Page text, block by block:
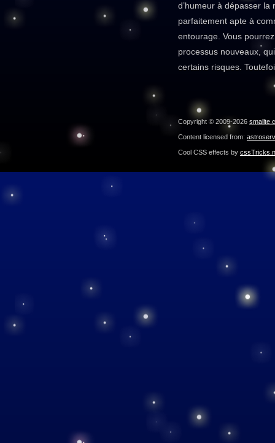
d’humeur à dépasser
parfaitement apte à
entourage. Vous
processus nouveaux,
certains risques.
Copyright © 2009-2026
Content licensed from:
Cool CSS effects by